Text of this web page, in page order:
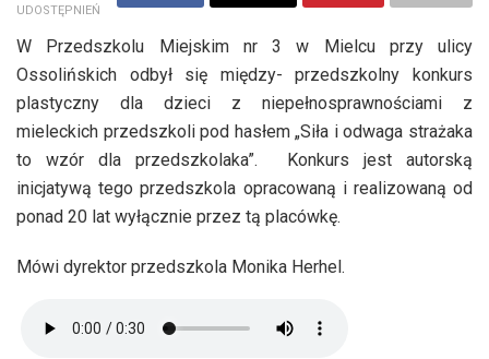
UDOSTĘPNIEŃ
W Przedszkolu Miejskim nr 3 w Mielcu przy ulicy
Ossolińskich odbył się między- przedszkolny konkurs
plastyczny dla dzieci z niepełnosprawnościami z
mieleckich przedszkoli pod hasłem „Siła i odwaga strażaka
to wzór dla przedszkolaka”. Konkurs jest autorską
inicjatywą tego przedszkola opracowaną i realizowaną od
ponad 20 lat wyłącznie przez tą placówkę.
Mówi dyrektor przedszkola Monika Herhel.